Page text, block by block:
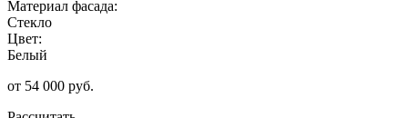
Материал фасада:
Стекло
Цвет:
Белый
от 54 000 руб.